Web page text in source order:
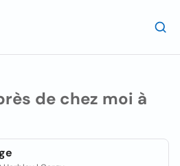
de chez moi à